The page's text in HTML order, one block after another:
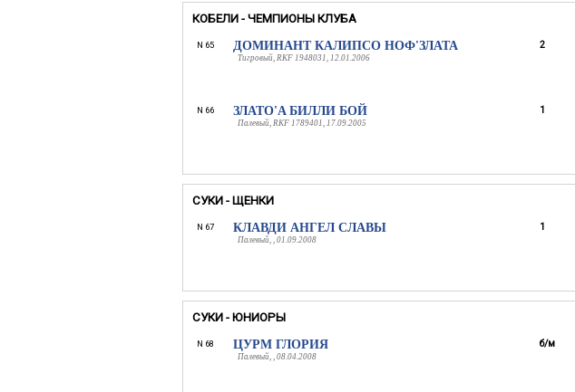
КОБЕЛИ - ЧЕМПИОНЫ КЛУБА
N 65 ДОМИНАНТ КАЛИПСО НОФ'ЗЛАТА
Тигровый, RKF 1948031, 12.01.2006
2
N 66 ЗЛАТО'A БИЛЛИ БОЙ
Палевый, RKF 1789401, 17.09.2005
1
СУКИ - ЩЕНКИ
N 67 КЛАВДИ АНГЕЛ СЛАВЫ
Палевый, , 01.09.2008
1
СУКИ - ЮНИОРЫ
N 68 ЦУРМ ГЛОРИЯ
Палевый, , 08.04.2008
б/м